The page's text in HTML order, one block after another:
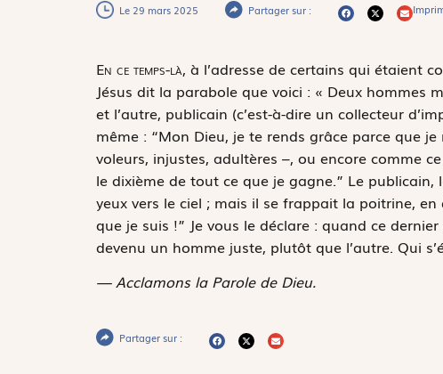
Le 29 mars 2025 Partager sur :
En ce temps-là, à l’adresse de certains qui étaient
Jésus dit la parabole que voici : « Deux hommes
et l’autre, publicain (c’est-à-dire un collecteur
même : “Mon Dieu, je te rends grâce parce que
voleurs, injustes, adultères –, ou encore comme
le dixième de tout ce que je gagne.” Le
yeux vers le ciel ; mais il se frappait la poitrine,
que je suis !” Je vous le déclare : quand ce
devenu un homme juste, plutôt que l’autre. Qui
— Acclamons la Parole de Dieu.
Partager sur :